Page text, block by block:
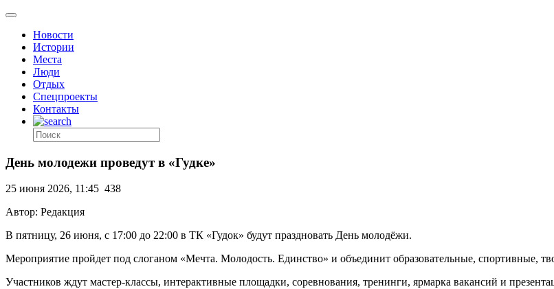
Новости
Истории
Места
Люди
Отдых
Спецпроекты
Контакты
День молодежи проведут в «Гудке»
25 июня 2026, 11:45 438
Автор: Редакция
В пятницу, 26 июня, с 17:00 до 22:00 в ТК «Гудок» будут праздновать День молодёжи.
Мероприятие пройдет под слоганом «Мечта. Молодость. Единство» и объединит образовательные, спортивные,
Участников ждут мастер-классы, интерактивные площадки, соревнования, тренинги, ярмарка вакансий и